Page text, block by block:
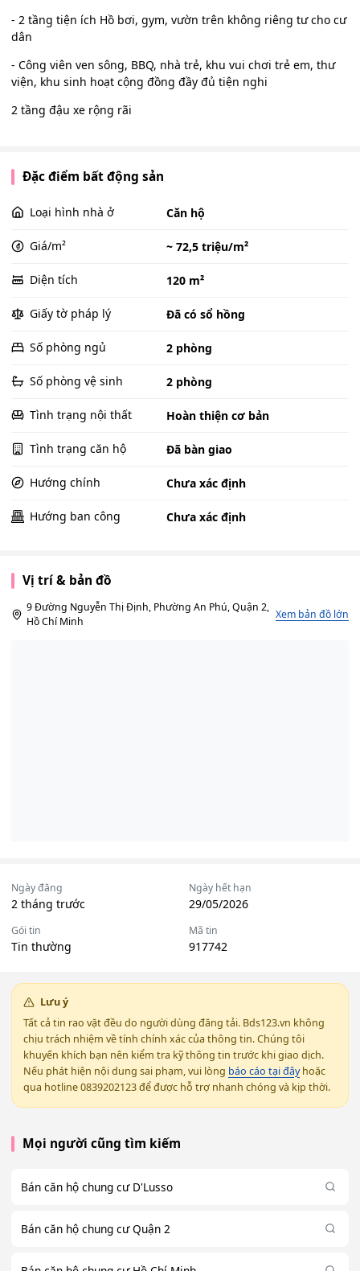
- 2 tầng tiện ích Hồ bơi, gym, vườn trên không riêng tư cho cư
dân
- Công viên ven sông, BBQ, nhà trẻ, khu vui chơi trẻ em, thư
viện, khu sinh hoạt cộng đồng đầy đủ tiện nghi
2 tầng đậu xe rộng rãi
Đặc điểm bất động sản
Loại hình nhà ở Căn hộ
Giá/m² ~ 72,5 triệu/m²
Diện tích 120 m²
Giấy tờ pháp lý Đã có sổ hồng
Số phòng ngủ 2 phòng
Số phòng vệ sinh 2 phòng
Tình trạng nội thất Hoàn thiện cơ bản
Tình trạng căn hộ Đã bàn giao
Hướng chính Chưa xác định
Hướng ban công Chưa xác định
Vị trí & bản đồ
9 Đường Nguyễn Thị Định, Phường An Phú, Quận 2,
Hồ Chí Minh
Xem bản đồ lớn
Ngày đăng
2 tháng trước
Ngày hết hạn
29/05/2026
Gói tin
Tin thường
Mã tin
917742
Lưu ý
Tất cả tin rao vặt đều do người dùng đăng tải. Bds123.vn không
chịu trách nhiệm về tính chính xác của thông tin. Chúng tôi
khuyến khích bạn nên kiểm tra kỹ thông tin trước khi giao dịch.
Nếu phát hiện nội dung sai phạm, vui lòng báo cáo tại đâyhoặc
qua hotline 0839202123 để được hỗ trợ nhanh chóng và kịp thời.
Mọi người cũng tìm kiếm
Bán căn hộ chung cư D'Lusso
Bán căn hộ chung cư Quận 2